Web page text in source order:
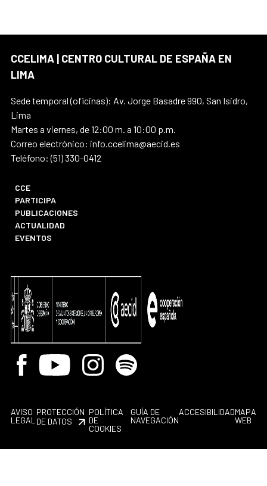
CCELIMA | CENTRO CULTURAL DE ESPAÑA EN
LIMA
Sede temporal (oficinas): Av. Jorge Basadre 990, San Isidro,
Lima
Martes a viernes, de 12:00 m. a 10:00 p.m.
Correo electrónico: info.ccelima@aecid.es
Teléfono: (51) 330-0412
CCE
PARTICIPA
PUBLICACIONES
ACTUALIDAD
EVENTOS
Facebook
Youtube InstagramSpotify
AVISO
LEGAL
PROTECCIÓN
DE DATOS
POLÍTICA
DE
COOKIES
GUÍA DE
NAVEGACIÓN
ACCESIBILIDADMAPA
WEB